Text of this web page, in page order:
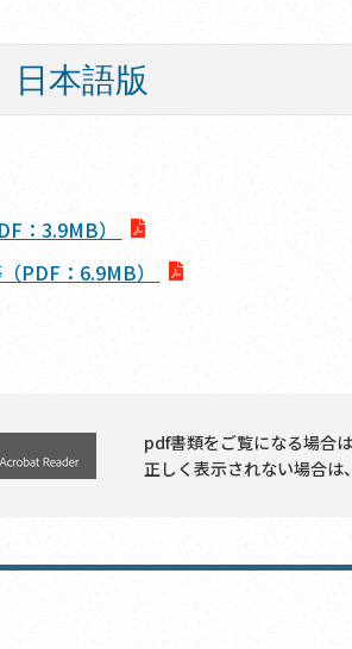
日本語版
：3.9MB）
PDF：6.9MB）
pdf書類をご覧になる場合は
正しく表示されない場合は